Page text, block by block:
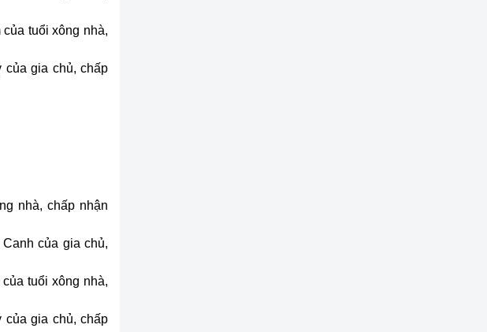
tuổi xông nhà,
gia chủ, chấp
nhà, chấp nhận
của gia chủ,
tuổi xông nhà,
gia chủ, chấp